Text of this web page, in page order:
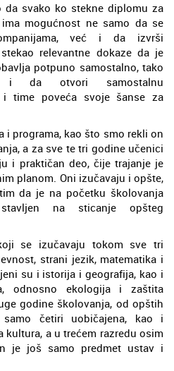
da svako ko stekne diplomu za
mogućnost ne samo da se
već i da izvrši
relevantne dokaze da je
potpuno samostalno, tako
da otvori samostalnu
i time poveća svoje šanse za
i programa, kao što smo rekli on
a za sve te tri godine učenici
i praktičan deo, čije trajanje je
planom. Oni izučavaju i opšte,
da je na početku školovanja
na sticanje opšteg
se izučavaju tokom sve tri
strani jezik, matematika i
su i istorija i geografija, kao i
odnosno ekologija i zaštita
godine školovanja, od opštih
četiri uobičajena, kao i
a u trećem razredu osim
je još samo predmet ustav i